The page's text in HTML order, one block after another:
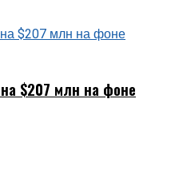
$207 млн на фоне